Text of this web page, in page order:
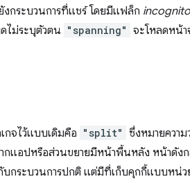
กระบวนการที่แชร์ โดยมีแฟล็ก incognito
ไม่ระบุตัวตน "spanning" จะโหลดหน้
กจไว้แบบเดิมคือ "split" ซึ่งหมายควา
กแอปหรือส่วนขยายมีหน้าพื้นหลัง หน้าดัง
กระบวนการปกติ แต่มีที่เก็บคุกกี้แบบหน่ว